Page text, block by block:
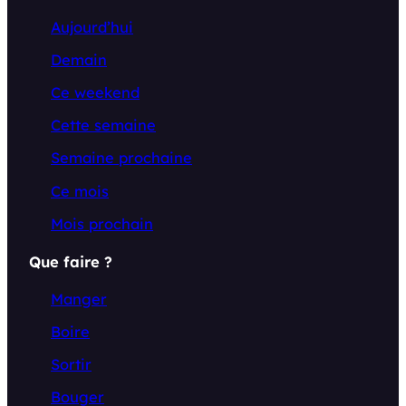
Aujourd’hui
Demain
Ce weekend
Cette semaine
Semaine prochaine
Ce mois
Mois prochain
Que faire ?
Manger
Boire
Sortir
Bouger